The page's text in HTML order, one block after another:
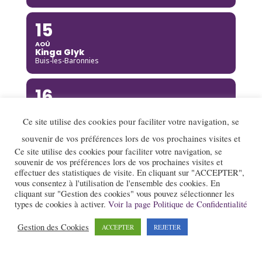
15
AOÛ
Kinga Glyk
Buis-les-Baronnies
16
Hot Club de Boukravie
Valence
16
AOÛ
The Franc Connection Quintet
Saint-Pierre-sur-Doux
17
Ce site utilise des cookies pour faciliter votre navigation, se
souvenir de vos préférences lors de vos prochaines visites et
Ce site utilise des cookies pour faciliter votre navigation, se
souvenir de vos préférences lors de vos prochaines visites et
effectuer des statistiques de visite. En cliquant sur "ACCEPTER",
vous consentez à l'utilisation de l'ensemble des cookies. En
cliquant sur "Gestion des cookies" vous pouvez sélectionner les
types de cookies à activer. Voir la page Politique de Confidentialité
Gestion des Cookies ACCEPTER REJETER